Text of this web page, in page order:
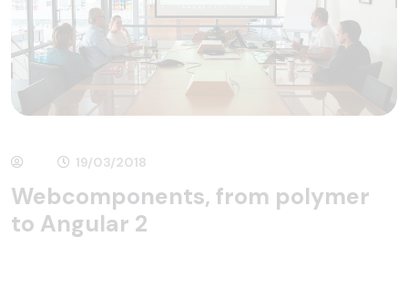
19/03/2018
Webcomponents, from polymer
to Angular 2